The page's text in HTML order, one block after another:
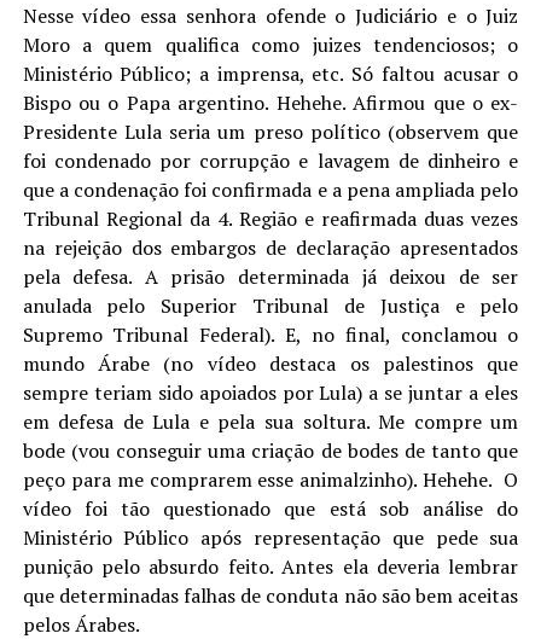
Nesse vídeo essa senhora ofende o Judiciário e o Juiz
Moro a quem qualifica como juizes tendenciosos; o
Ministério Público; a imprensa, etc. Só faltou acusar o
Bispo ou o Papa argentino. Hehehe. Afirmou que o ex-
Presidente Lula seria um preso político (observem que
foi condenado por corrupção e lavagem de dinheiro e
que a condenação foi confirmada e a pena ampliada pelo
Tribunal Regional da 4. Região e reafirmada duas vezes
na rejeição dos embargos de declaração apresentados
pela defesa. A prisão determinada já deixou de ser
anulada pelo Superior Tribunal de Justiça e pelo
Supremo Tribunal Federal). E, no final, conclamou o
mundo Árabe (no vídeo destaca os palestinos que
sempre teriam sido apoiados por Lula) a se juntar a eles
em defesa de Lula e pela sua soltura. Me compre um
bode (vou conseguir uma criação de bodes de tanto que
peço para me comprarem esse animalzinho). Hehehe. O
vídeo foi tão questionado que está sob análise do
Ministério Público após representação que pede sua
punição pelo absurdo feito. Antes ela deveria lembrar
que determinadas falhas de conduta não são bem aceitas
pelos Árabes.